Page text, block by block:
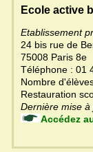
Ecole active
Etablissement
24 bis rue de
75008 Paris 8e
Téléphone : 01
Nombre
Restauration